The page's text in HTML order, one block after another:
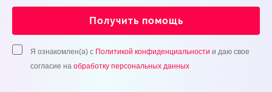
Получить помощь
Я ознакомлен(а) с Политикой конфиденциальности и даю свое
согласие на обработку персональных данных